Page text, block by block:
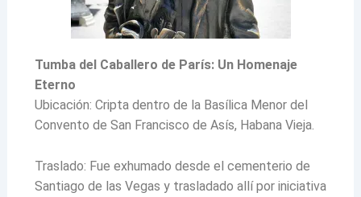
Tumba del Caballero de París: Un Homenaje
Eterno
Ubicación: Cripta dentro de la Basílica Menor del
Convento de San Francisco de Asís, Habana Vieja.
Traslado: Fue exhumado desde el cementerio de
Santiago de las Vegas y trasladado allí por iniciativa